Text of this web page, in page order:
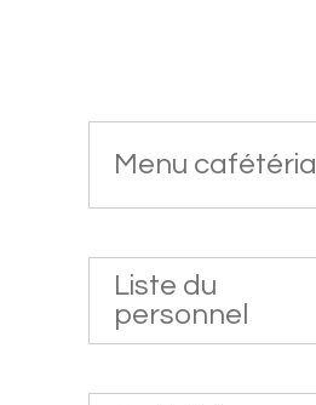
Menu cafétéria
Liste du
personnel